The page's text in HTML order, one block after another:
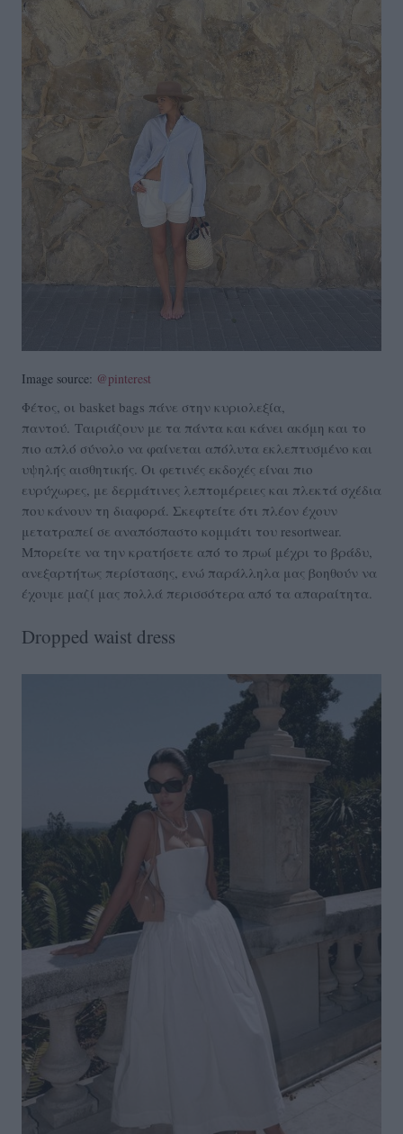
Image source: @pinterest
Φέτος, οι basket bags πάνε στην κυριολεξία,
παντού. Ταιριάζουν με τα πάντα και κάνει ακόμη και το
πιο απλό σύνολο να φαίνεται απόλυτα εκλεπτυσμένο και
υψηλής αισθητικής. Οι φετινές εκδοχές είναι πιο
ευρύχωρες, με δερμάτινες λεπτομέρειες και πλεκτά σχέδια
που κάνουν τη διαφορά. Σκεφτείτε ότι πλέον έχουν
μετατραπεί σε αναπόσπαστο κομμάτι του resortwear.
Μπορείτε να την κρατήσετε από το πρωί μέχρι το βράδυ,
ανεξαρτήτως περίστασης, ενώ παράλληλα μας βοηθούν να
έχουμε μαζί μας πολλά περισσότερα από τα απαραίτητα.
Dropped waist dress